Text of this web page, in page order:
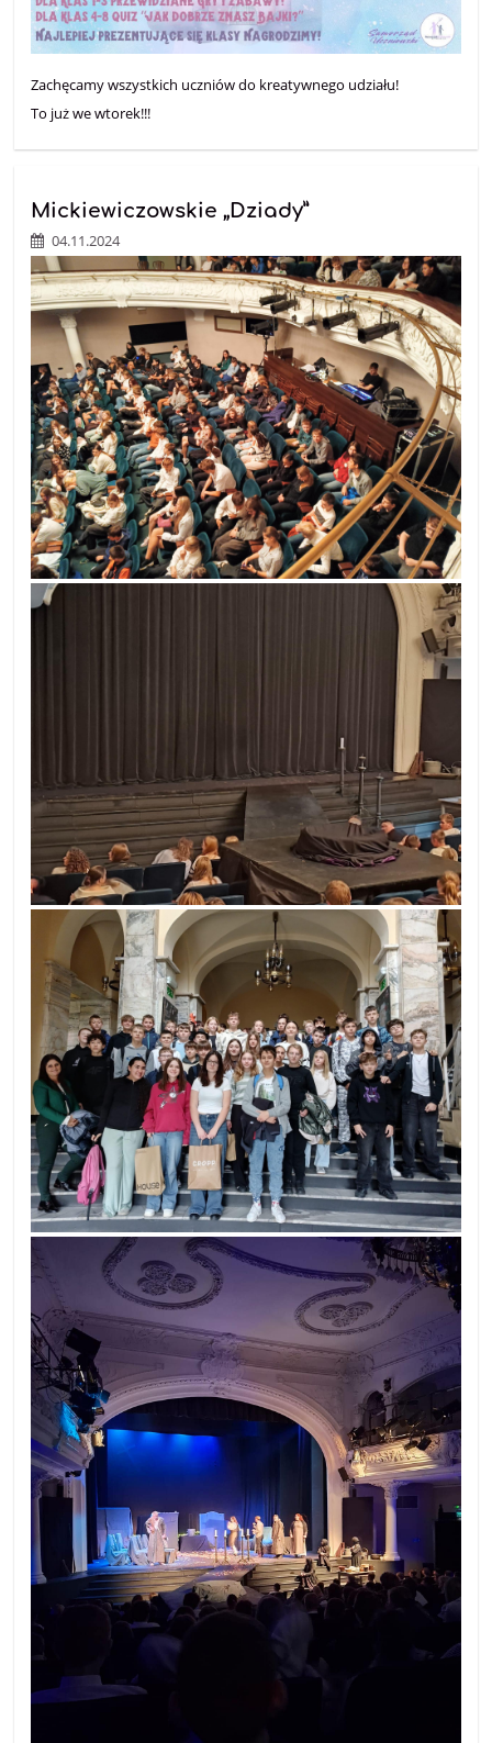
Zachęcamy wszystkich uczniów do kreatywnego udziału!
To już we wtorek!!!
Mickiewiczowskie „Dziady”
04.11.2024